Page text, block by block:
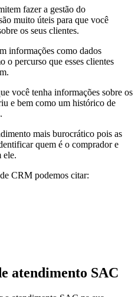
fazer a gestão do
muito úteis para que você
os seus clientes.
informações como dados
o percurso que esses clientes
você tenha informações sobre os
e bem como um histórico de
mais burocrático pois as
quem é o comprador e
ele.
CRM podemos citar:
atendimento SAC